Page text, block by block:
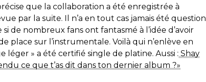
que la collaboration a été enregistrée à
par la suite. Il n’a en tout cas jamais été question
de nombreux fans ont fantasmé à l’idée d’avoir
place sur l’instrumentale. Voilà qui n’enlève en
léger » a été certifié single de platine. Aussi : Shay
ce que t’as dit dans ton dernier album ?»